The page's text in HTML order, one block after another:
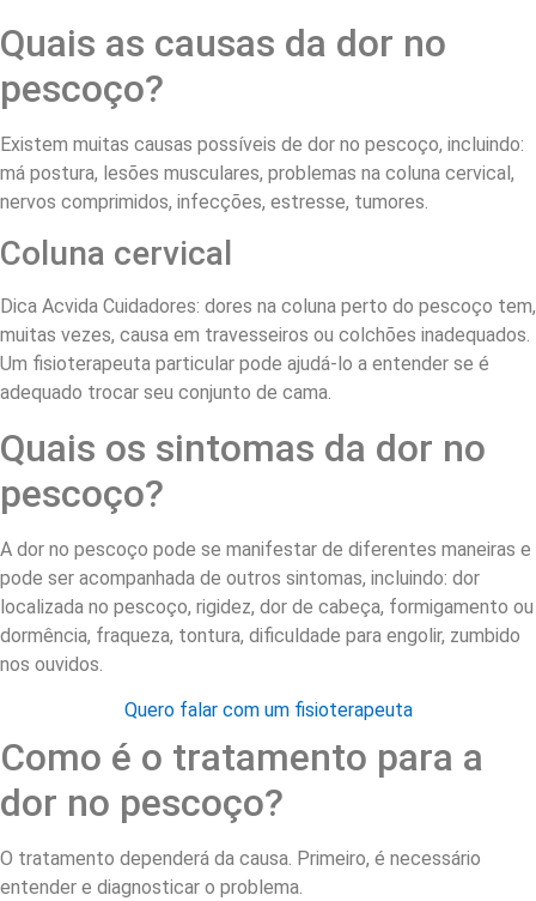
Quais as causas da dor no
pescoço?
Existem muitas causas possíveis de dor no pescoço, incluindo:
má postura, lesões musculares, problemas na coluna cervical,
nervos comprimidos, infecções, estresse, tumores.
Coluna cervical
Dica Acvida Cuidadores: dores na coluna perto do pescoço tem,
muitas vezes, causa em travesseiros ou colchões inadequados.
Um fisioterapeuta particular pode ajudá-lo a entender se é
adequado trocar seu conjunto de cama.
Quais os sintomas da dor no
pescoço?
A dor no pescoço pode se manifestar de diferentes maneiras e
pode ser acompanhada de outros sintomas, incluindo: dor
localizada no pescoço, rigidez, dor de cabeça, formigamento ou
dormência, fraqueza, tontura, dificuldade para engolir, zumbido
nos ouvidos.
Quero falar com um fisioterapeuta
Como é o tratamento para a
dor no pescoço?
O tratamento dependerá da causa. Primeiro, é necessário
entender e diagnosticar o problema.